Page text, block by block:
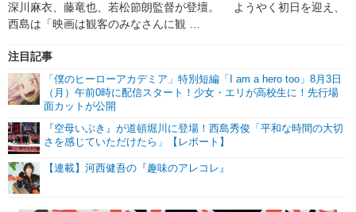
深川麻衣、藤竜也、若松節朗監督が登壇。 ようやく初日を迎え、
西島は「映画は観客のみなさんに観 …
注目記事
「僕のヒーローアカデミア」特別短編「I am a hero too」8月3日
（月）午前0時に配信スタート！少女・エリが高校生に！先行場
面カットが公開
『空母いぶき』が道頓堀川に登場！西島秀俊「平和な時間の大切
さを感じていただけたら」【レポート】
【連載】河西健吾の『趣味のアレコレ』